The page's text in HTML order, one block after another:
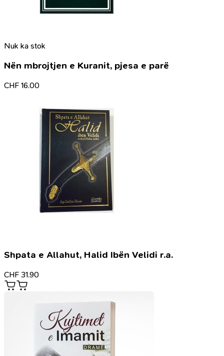
Nuk ka stok
Nën mbrojtjen e Kuranit, pjesa e parë
CHF 16.00
Shpata e Allahut, Halid Ibën Velidi r.a.
CHF 31.90